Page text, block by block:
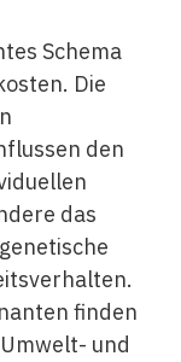
Schema
Die
den
das
finden
und